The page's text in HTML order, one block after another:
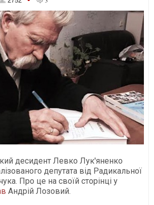
десидент Левко Лук'яненко
депутата від Радикальної
Про це на своїй сторінці у
Андрій Лозовий.